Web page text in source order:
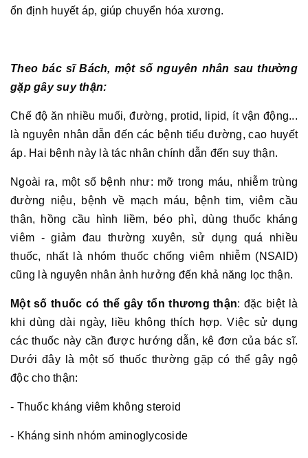
ổn định huyết áp, giúp chuyển hóa xương.
Theo bác sĩ Bách, một số nguyên nhân sau thường
gặp gây suy thận:
Chế độ ăn nhiều muối, đường, protid, lipid, ít vận động...
là nguyên nhân dẫn đến các bệnh tiểu đường, cao huyết
áp. Hai bệnh này là tác nhân chính dẫn đến suy thận.
Ngoài ra, một số bệnh như: mỡ trong máu, nhiễm trùng
đường niệu, bệnh về mạch máu, bệnh tim, viêm cầu
thận, hồng cầu hình liềm, béo phì, dùng thuốc kháng
viêm - giảm đau thường xuyên, sử dụng quá nhiều
thuốc, nhất là nhóm thuốc chống viêm nhiễm (NSAID)
cũng là nguyên nhân ảnh hưởng đến khả năng lọc thận.
Một số thuốc có thể gây tổn thương thận: đặc biệt là
khi dùng dài ngày, liều không thích hợp. Việc sử dụng
các thuốc này cần được hướng dẫn, kê đơn của bác sĩ.
Dưới đây là một số thuốc thường gặp có thể gây ngộ
độc cho thận:
- Thuốc kháng viêm không steroid
- Kháng sinh nhóm aminoglycoside